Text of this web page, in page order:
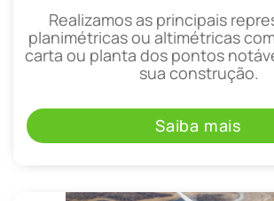
Realizamos as principais
planimétricas ou altimétricas
carta ou planta dos pontos
sua construção.
Saiba mais